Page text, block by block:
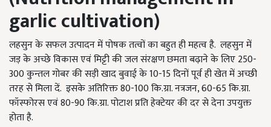
garlic cultivation)
लहसुन के सफल उत्पादन में पोषक तत्वों का बहुत ही महत्व है. लहसुन में
जड़ के अच्छे विकास एवं मिट्टी की जल संरक्षण छमता बढ़ाने के लिए 250-
300 कुन्तल गोबर की सड़ी खाद बुवाई के 10-15 दिनों पूर्व ही खेत में अच्छी
तरह से मिला दें. इसके अतिरिक्त 80-100 कि.ग्रा. नत्रजन, 60-65 कि.ग्रा.
फॉस्फोरस एवं 80-90 कि.ग्रा. पोटाश प्रति हेक्टेयर की दर से देना उपयुक्त
होता है.